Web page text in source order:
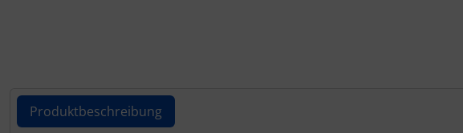
Produktbeschreibung